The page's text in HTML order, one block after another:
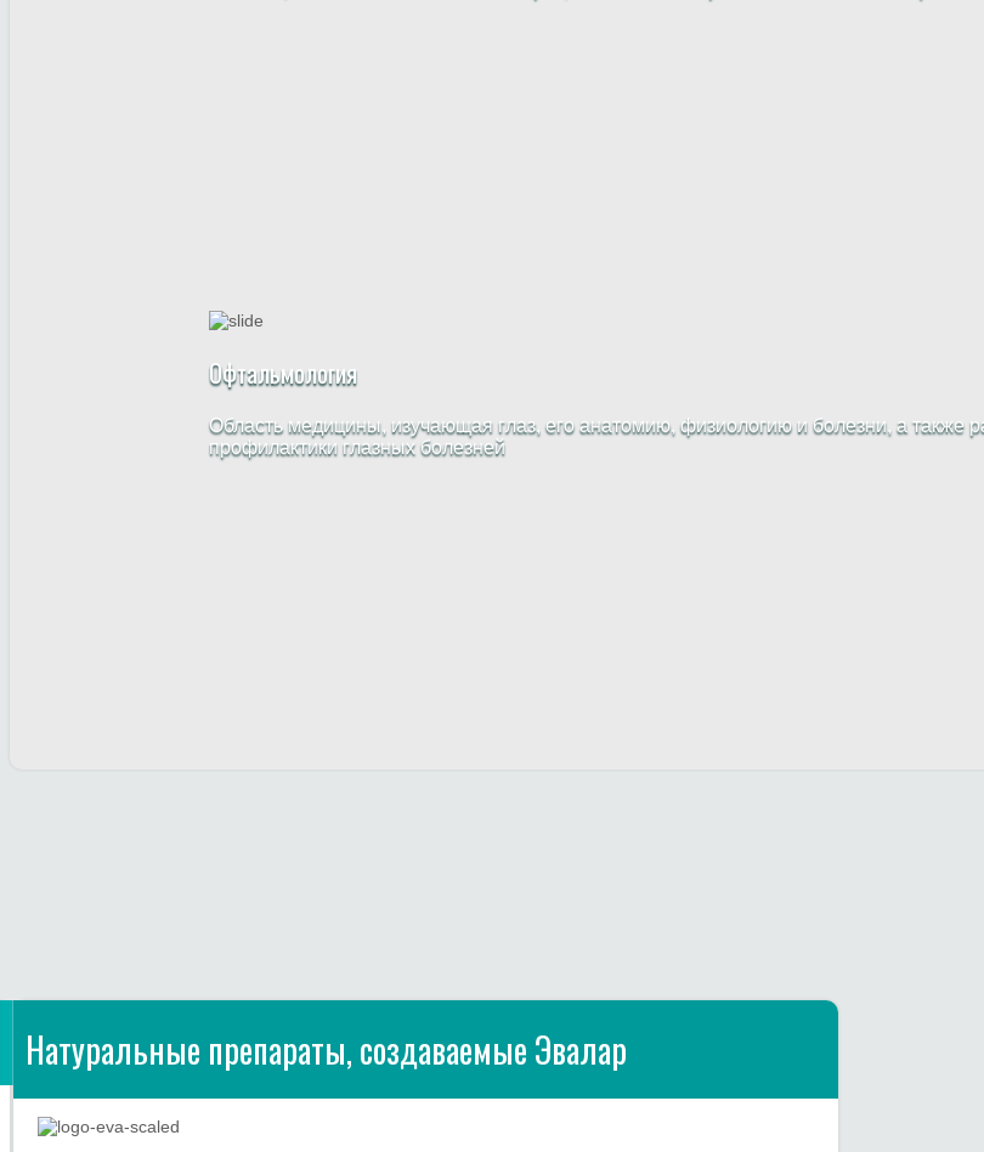
Офтальмология
Область медицины, изучающая глаз, его анатомию, физиологию и болезни, а также
профилактики глазных болезней
Натуральные препараты, создаваемые Эвалар